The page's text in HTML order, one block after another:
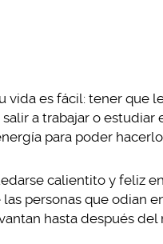
vida es fácil: tener que
a trabajar o
para poder
calientito y feliz
las personas que odian
hasta después